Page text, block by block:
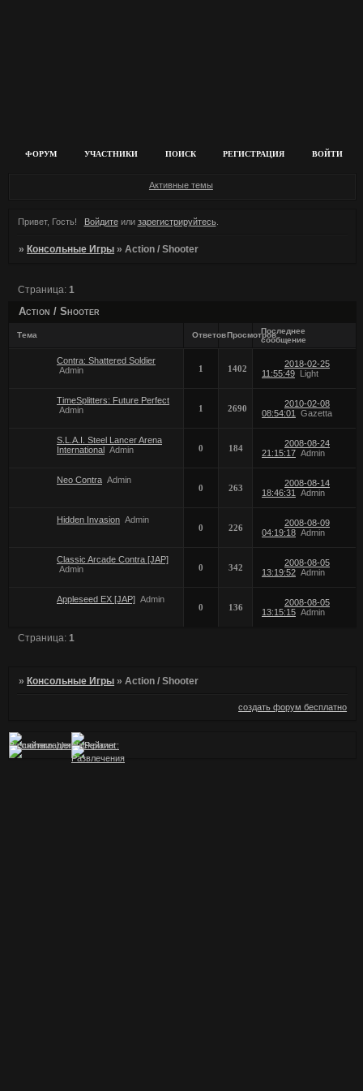
ФОРУМ УЧАСТНИКИ ПОИСК РЕГИСТРАЦИЯ ВОЙТИ
Активные темы
Привет, Гость! Войдитеили зарегистрируйтесь.
»Консольные Игры »Action / Shooter
Action / Shooter
Страница: 1
Тема ОтветовПросмотровПоследнее
сообщение
Contra: Shattered Soldier
Admin
1 1402
2018-02-25
11:55:49 Light
TimeSplitters: Future Perfect
Admin
1 2690
2010-02-08
08:54:01
Gazetta
S.L.A.I. Steel Lancer Arena
International Admin 0 184
2008-08-24
21:15:17 Admin
Neo Contra Admin
0
263
2008-08-14
18:46:31
Admin
Hidden Invasion Admin
0
226
2008-08-09
04:19:18 Admin
Classic Arcade Contra [JAP]
Admin
0 342
2008-08-05
13:19:52 Admin
Appleseed EX [JAP] Admin
0
136
2008-08-05
13:15:15 Admin
Страница:1
» Консольные Игры »Action / Shooter
создать форум бесплатно